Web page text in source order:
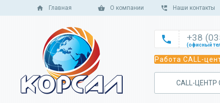
Главная О компании Наши контакты
 +38
(офисный

(офисный
 (офисный

Работа CALL-
САLL-ЦЕНТР